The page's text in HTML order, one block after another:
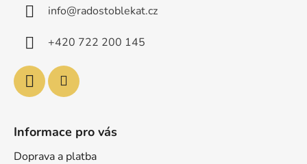
info@radostoblekat.cz
+420 722 200 145
Informace pro vás
Doprava a platba